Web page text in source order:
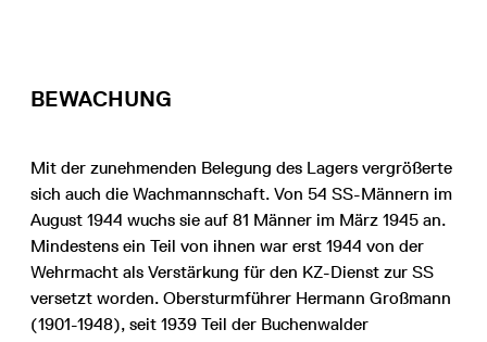
BEWACHUNG
Mit der zunehmenden Belegung des Lagers vergrößerte
sich auch die Wachmannschaft. Von 54 SS-Männern im
August 1944 wuchs sie auf 81 Männer im März 1945 an.
Mindestens ein Teil von ihnen war erst 1944 von der
Wehrmacht als Verstärkung für den KZ-Dienst zur SS
versetzt worden. Obersturmführer Hermann Großmann
(1901-1948), seit 1939 Teil der Buchenwalder